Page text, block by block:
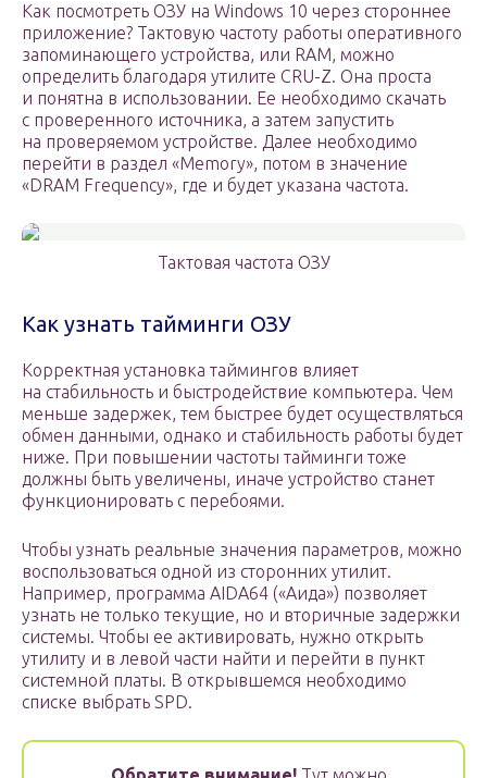
Как посмотреть ОЗУ на Windows 10 через стороннее
приложение? Тактовую частоту работы оперативного
запоминающего устройства, или RAM, можно
определить благодаря утилите CRU-Z. Она проста
и понятна в использовании. Ее необходимо скачать
с проверенного источника, а затем запустить
на проверяемом устройстве. Далее необходимо
перейти в раздел «Memory», потом в значение
«DRAM Frequency», где и будет указана частота.
Тактовая частота ОЗУ
Как узнать тайминги ОЗУ
Корректная установка таймингов влияет
на стабильность и быстродействие компьютера. Чем
меньше задержек, тем быстрее будет осуществляться
обмен данными, однако и стабильность работы будет
ниже. При повышении частоты тайминги тоже
должны быть увеличены, иначе устройство станет
функционировать с перебоями.
Чтобы узнать реальные значения параметров, можно
воспользоваться одной из сторонних утилит.
Например, программа AIDA64 («Аида») позволяет
узнать не только текущие, но и вторичные задержки
системы. Чтобы ее активировать, нужно открыть
утилиту и в левой части найти и перейти в пункт
системной платы. В открывшемся необходимо
списке выбрать SPD.